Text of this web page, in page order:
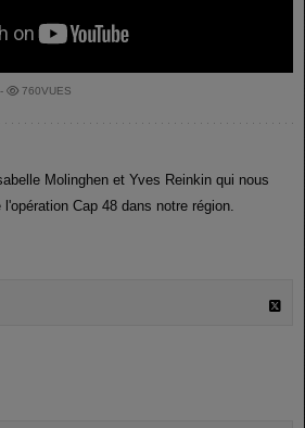
760VUES
Molinghen et Yves Reinkin qui nous
Cap 48 dans notre région.